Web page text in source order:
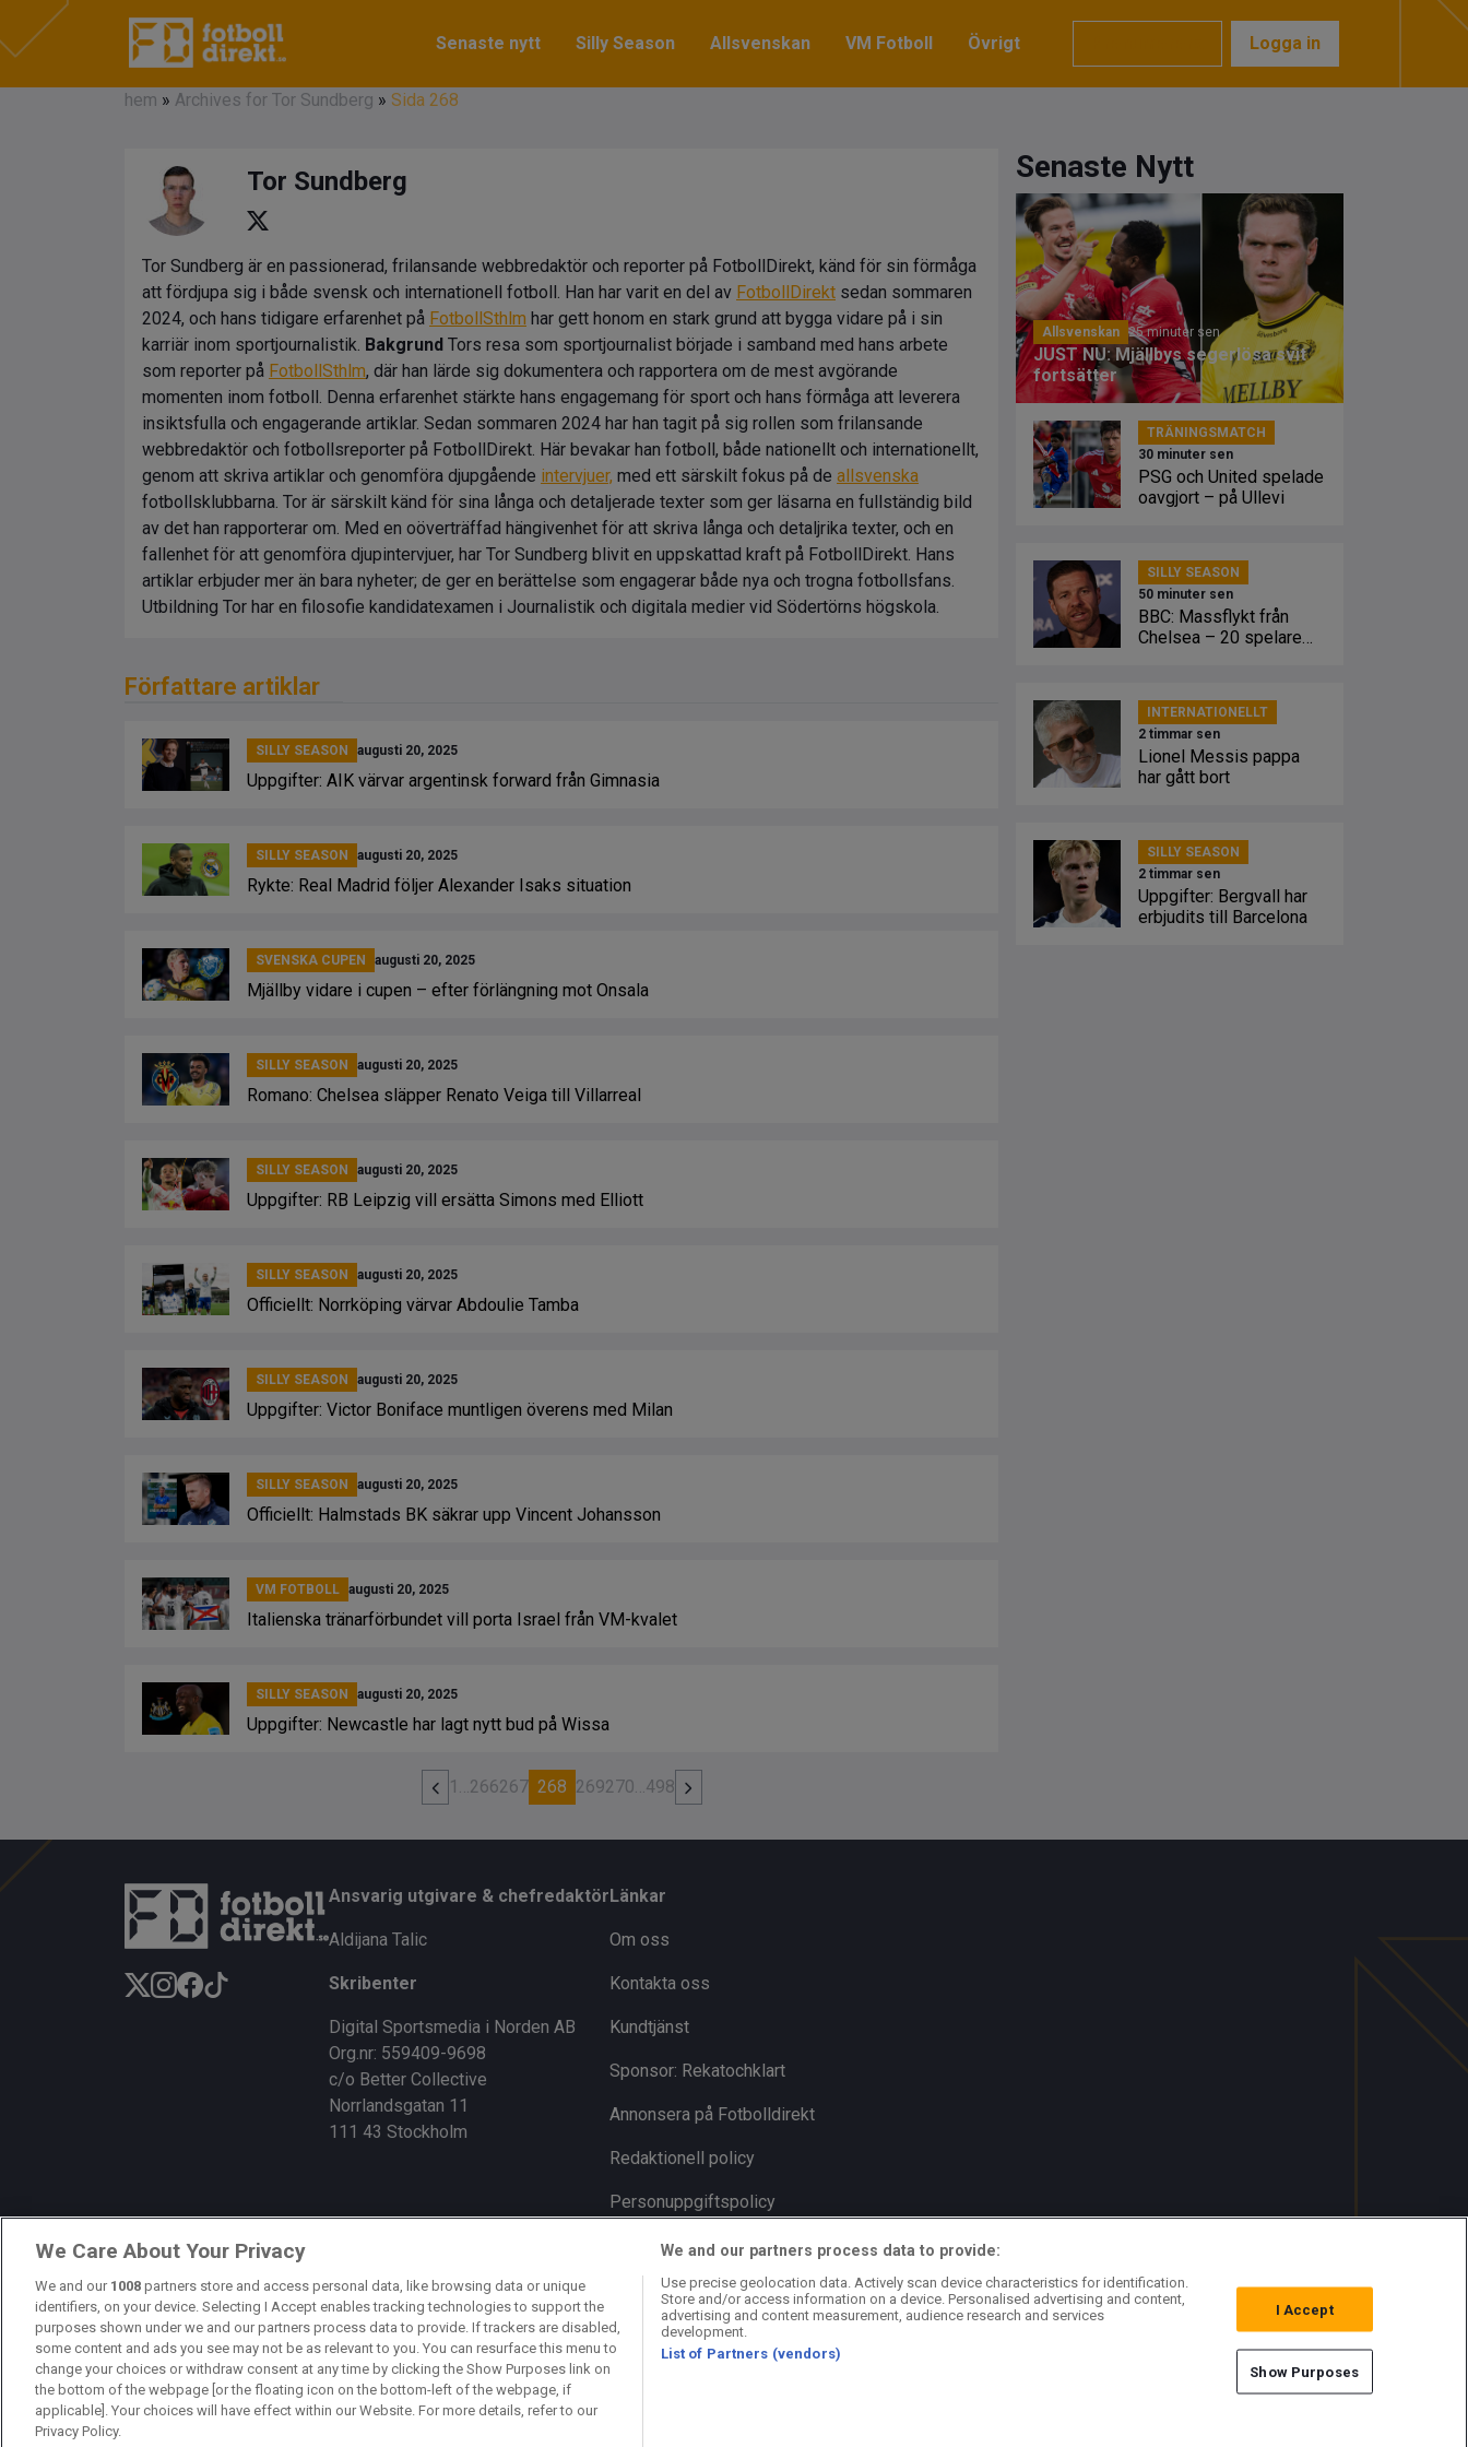
Senaste nytt Silly Season Allsvenskan VM Fotboll Övrigt Logga in
hem » Archives for Tor Sundberg » Sida 268
Tor Sundberg
Tor Sundberg är en passionerad, frilansande webbredaktör och reporter på FotbollDirekt, känd för sin förmåga
att fördjupa sig i både svensk och internationell fotboll. Han har varit en del av FotbollDirekt sedan sommaren
2024, och hans tidigare erfarenhet på FotbollSthlm har gett honom en stark grund att bygga vidare på i sin
karriär inom sportjournalistik. Bakgrund Tors resa som sportjournalist började i samband med hans arbete
som reporter på FotbollSthlm, där han lärde sig dokumentera och rapportera om de mest avgörande
momenten inom fotboll. Denna erfarenhet stärkte hans engagemang för sport och hans förmåga att leverera
insiktsfulla och engagerande artiklar. Sedan sommaren 2024 har han tagit på sig rollen som frilansande
webbredaktör och fotbollsreporter på FotbollDirekt. Här bevakar han fotboll, både nationellt och internationellt,
genom att skriva artiklar och genomföra djupgående intervjuer, med ett särskilt fokus på de allsvenska
fotbollsklubbarna. Tor är särskilt känd för sina långa och detaljerade texter som ger läsarna en fullständig bild
av det han rapporterar om. Med en oöverträffad hängivenhet för att skriva långa och detaljrika texter, och en
fallenhet för att genomföra djupintervjuer, har Tor Sundberg blivit en uppskattad kraft på FotbollDirekt. Hans
artiklar erbjuder mer än bara nyheter; de ger en berättelse som engagerar både nya och trogna fotbollsfans.
Utbildning Tor har en filosofie kandidatexamen i Journalistik och digitala medier vid Södertörns högskola.
Författare artiklar
SILLY SEASON augusti 20, 2025
Uppgifter: AIK värvar argentinsk forward från Gimnasia
SILLY SEASON augusti 20, 2025
Rykte: Real Madrid följer Alexander Isaks situation
SVENSKA CUPEN augusti 20, 2025
Mjällby vidare i cupen – efter förlängning mot Onsala
SILLY SEASON augusti 20, 2025
Romano: Chelsea släpper Renato Veiga till Villarreal
SILLY SEASON augusti 20, 2025
Uppgifter: RB Leipzig vill ersätta Simons med Elliott
SILLY SEASON augusti 20, 2025
Officiellt: Norrköping värvar Abdoulie Tamba
SILLY SEASON augusti 20, 2025
Uppgifter: Victor Boniface muntligen överens med Milan
SILLY SEASON augusti 20, 2025
Officiellt: Halmstads BK säkrar upp Vincent Johansson
VM FOTBOLL augusti 20, 2025
Italienska tränarförbundet vill porta Israel från VM-kvalet
SILLY SEASON augusti 20, 2025
Uppgifter: Newcastle har lagt nytt bud på Wissa
1 …266267 268 269270…498
Senaste Nytt
Allsvenskan 25 minuter sen
JUST NU: Mjällbys segerlösa svit
fortsätter
TRÄNINGSMATCH
30 minuter sen
PSG och United spelade
oavgjort – på Ullevi
SILLY SEASON
50 minuter sen
BBC: Massflykt från
Chelsea – 20 spelare
INTERNATIONELLT
2 timmar sen
Lionel Messis pappa
har gått bort
SILLY SEASON
2 timmar sen
Uppgifter: Bergvall har
erbjudits till Barcelona
Ansvarig utgivare & chefredaktör
Aldijana Talic
Skribenter
Digital Sportsmedia i Norden AB
Org.nr: 559409-9698
c/o Better Collective
Norrlandsgatan 11
111 43 Stockholm
Länkar
Om oss
Kontakta oss
Kundtjänst
Sponsor: Rekatochklart
Annonsera på Fotbolldirekt
Redaktionell policy
Personuppgiftspolicy
Cookiepolicy
We Care About Your Privacy
We and our 1008 partners store and access personal data, like browsing data or unique
identifiers, on your device. Selecting I Accept enables tracking technologies to support the
purposes shown under we and our partners process data to provide. If trackers are disabled,
some content and ads you see may not be as relevant to you. You can resurface this menu to
change your choices or withdraw consent at any time by clicking the Show Purposes link on
the bottom of the webpage [or the floating icon on the bottom-left of the webpage, if
applicable]. Your choices will have effect within our Website. For more details, refer to our
Privacy Policy.
We and our partners process data to provide:
Use precise geolocation data. Actively scan device characteristics for identification.
Store and/or access information on a device. Personalised advertising and content,
advertising and content measurement, audience research and services
development.
List of Partners (vendors)
I Accept
Show Purposes